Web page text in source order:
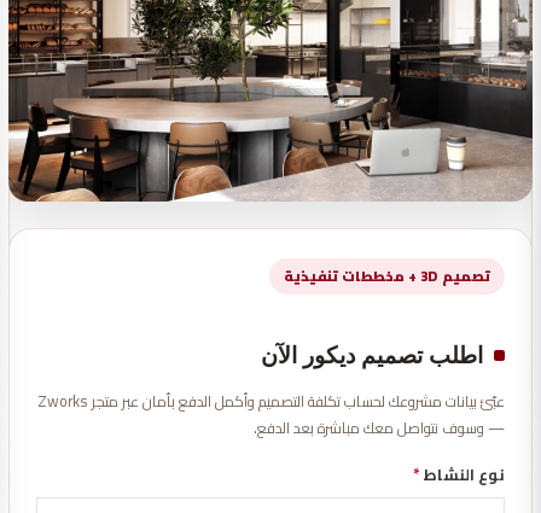
تصميم 3D + مخططات تنفيذية
اطلب تصميم ديكور الآن
عبّئ بيانات مشروعك لحساب تكلفة التصميم وأكمل الدفع بأمان عبر متجر Zworks
— وسوف نتواصل معك مباشرة بعد الدفع.
نوع النشاط*